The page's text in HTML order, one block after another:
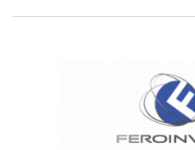
Зимски олимписки игри, по
настапот на претходната
Цветановска повторно ќе ја
во истите нордиски
натпреварувач е Виктор
во државниот олимписки тим.